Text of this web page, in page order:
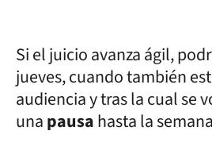
Si el juicio avanza ágil,
jueves, cuando también
audiencia y tras la cual se
unapausahasta la